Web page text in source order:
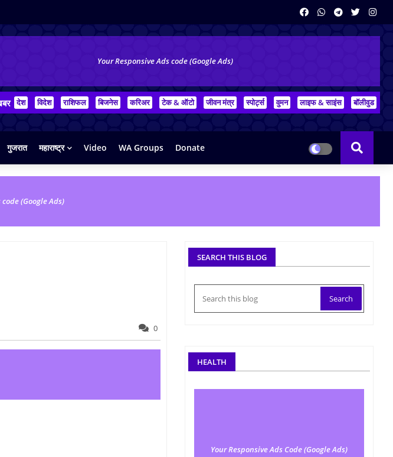
Your Responsive Ads code (Google Ads)
देश विदेश राशिफल बिजनेस करिअर टेक & ऑटो जीवन मंत्र स्पोर्ट्स वुमन लाइफ & साइंस बॉलीवुड
गुजरात महाराष्ट्र Video WA Groups Donate
(Google Ads)
0
SEARCH THIS BLOG
HEALTH
Your Responsive Ads Code (Google Ads)